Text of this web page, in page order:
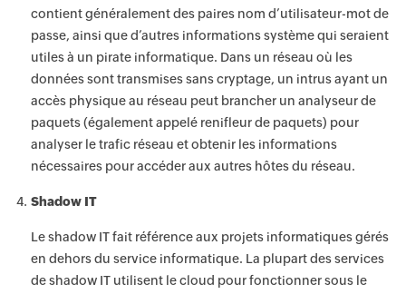
contient généralement des paires nom d’utilisateur-mot de
passe, ainsi que d’autres informations système qui seraient
utiles à un pirate informatique. Dans un réseau où les
données sont transmises sans cryptage, un intrus ayant un
accès physique au réseau peut brancher un analyseur de
paquets (également appelé renifleur de paquets) pour
analyser le trafic réseau et obtenir les informations
nécessaires pour accéder aux autres hôtes du réseau.
Shadow IT
Le shadow IT fait référence aux projets informatiques gérés
en dehors du service informatique. La plupart des services
de shadow IT utilisent le cloud pour fonctionner sous le